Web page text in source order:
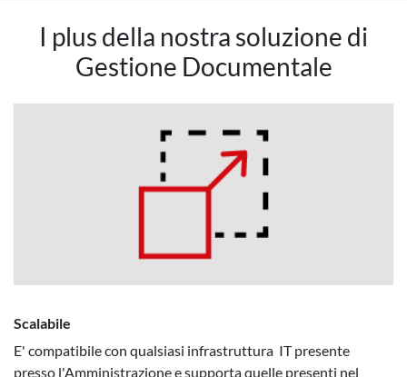
I plus della nostra soluzione di
Gestione Documentale
Scalabile
E' compatibile con qualsiasi infrastruttura IT presente
presso l'Amministrazione e supporta quelle presenti nel